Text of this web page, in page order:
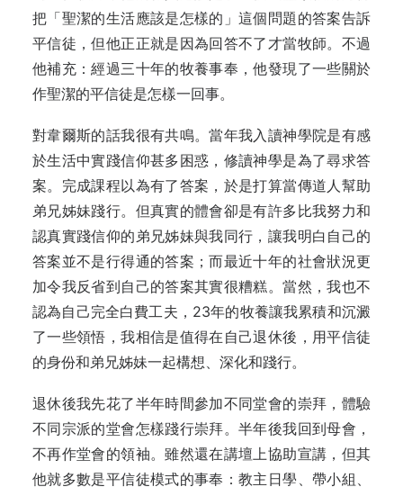
把「聖潔的生活應該是怎樣的」這個問題的答案告訴
平信徒，但他正正就是因為回答不了才當牧師。不過
他補充：經過三十年的牧養事奉，他發現了一些關於
作聖潔的平信徒是怎樣一回事。
對韋爾斯的話我很有共鳴。當年我入讀神學院是有感
於生活中實踐信仰甚多困惑，修讀神學是為了尋求答
案。完成課程以為有了答案，於是打算當傳道人幫助
弟兄姊妹踐行。但真實的體會卻是有許多比我努力和
認真實踐信仰的弟兄姊妹與我同行，讓我明白自己的
答案並不是行得通的答案；而最近十年的社會狀況更
加令我反省到自己的答案其實很糟糕。當然，我也不
認為自己完全白費工夫，23年的牧養讓我累積和沉澱
了一些領悟，我相信是值得在自己退休後，用平信徒
的身份和弟兄姊妹一起構想、深化和踐行。
退休後我先花了半年時間參加不同堂會的崇拜，體驗
不同宗派的堂會怎樣踐行崇拜。半年後我回到母會，
不再作堂會的領袖。雖然還在講壇上協助宣講，但其
他就多數是平信徒模式的事奉：教主日學、帶小組、